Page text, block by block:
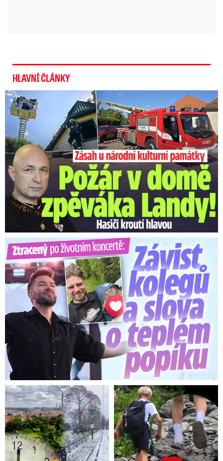
HLAVNÍ ČLÁNKY
U Daniela Landy hořelo! Hasiči kroutí hlavou
Ztracený po životním koncertě: Závist kolegů a teplý popík